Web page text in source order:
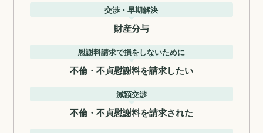
交渉・早期解決
財産分与
慰謝料請求で損をしないために
不倫・不貞慰謝料を請求したい
減額交渉
不倫・不貞慰謝料を請求された